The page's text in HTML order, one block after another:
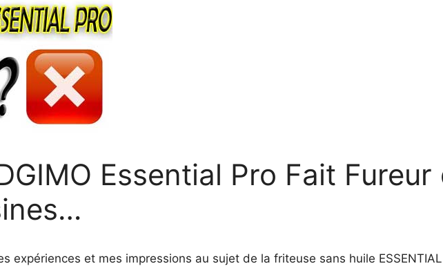
Essential Pro Fait Fureur
expériences et mes impressions au sujet de la friteuse sans huile